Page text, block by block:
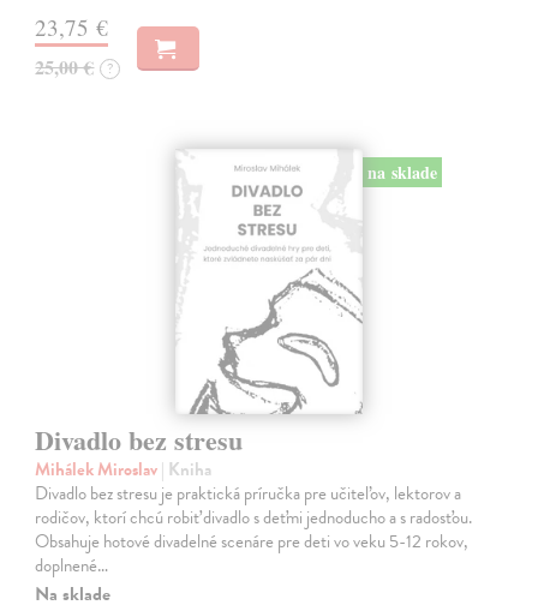
23,75 €
25,00 € ?
na sklade
Divadlo bez stresu
Mihálek Miroslav| Kniha
Divadlo bez stresu je praktická príručka pre učiteľov, lektorov a
rodičov, ktorí chcú robiť divadlo s deťmi jednoducho a s radosťou.
Obsahuje hotové divadelné scenáre pre deti vo veku 5-12 rokov,
doplnené…
Na sklade